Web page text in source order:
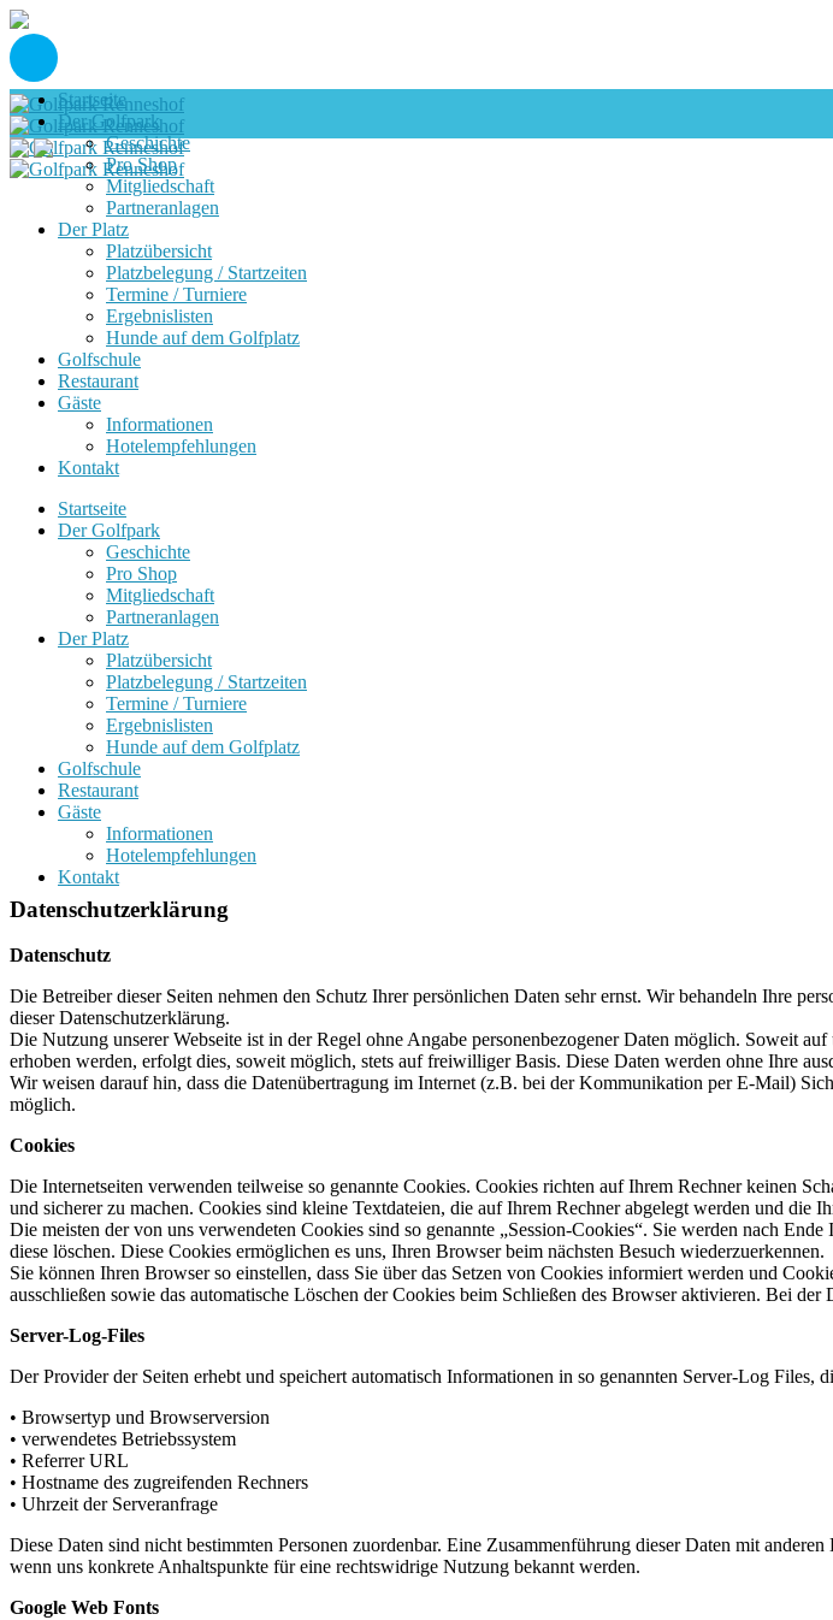
Startseite
Der Golfpark
Geschichte
Pro Shop
Mitgliedschaft
Partneranlagen
Der Platz
Platzübersicht
Platzbelegung / Startzeiten
Termine / Turniere
Ergebnislisten
Hunde auf dem Golfplatz
Golfschule
Restaurant
Gäste
Informationen
Hotelempfehlungen
Kontakt
Startseite
Der Golfpark
Geschichte
Pro Shop
Mitgliedschaft
Partneranlagen
Der Platz
Platzübersicht
Platzbelegung / Startzeiten
Termine / Turniere
Ergebnislisten
Hunde auf dem Golfplatz
Golfschule
Restaurant
Gäste
Informationen
Hotelempfehlungen
Kontakt
Datenschutzerklärung
Datenschutz
Die Betreiber dieser Seiten nehmen den Schutz Ihrer persönlichen Daten sehr ernst. Wir behandeln Ihre
dieser Datenschutzerklärung.
Die Nutzung unserer Webseite ist in der Regel ohne Angabe personenbezogener Daten möglich. Soweit
erhoben werden, erfolgt dies, soweit möglich, stets auf freiwilliger Basis. Diese Daten werden ohne Ihre
Wir weisen darauf hin, dass die Datenübertragung im Internet (z.B. bei der Kommunikation per E-Mail)
möglich.
Cookies
Die Internetseiten verwenden teilweise so genannte Cookies. Cookies richten auf Ihrem Rechner keinen
und sicherer zu machen. Cookies sind kleine Textdateien, die auf Ihrem Rechner abgelegt werden und die
Die meisten der von uns verwendeten Cookies sind so genannte „Session-Cookies“. Sie werden nach
diese löschen. Diese Cookies ermöglichen es uns, Ihren Browser beim nächsten Besuch wiederzuerkennen.
Sie können Ihren Browser so einstellen, dass Sie über das Setzen von Cookies informiert werden und
ausschließen sowie das automatische Löschen der Cookies beim Schließen des Browser aktivieren. Bei
Server-Log-Files
Der Provider der Seiten erhebt und speichert automatisch Informationen in so genannten Server-Log Files,
• Browsertyp und Browserversion
• verwendetes Betriebssystem
• Referrer URL
• Hostname des zugreifenden Rechners
• Uhrzeit der Serveranfrage
Diese Daten sind nicht bestimmten Personen zuordenbar. Eine Zusammenführung dieser Daten mit
wenn uns konkrete Anhaltspunkte für eine rechtswidrige Nutzung bekannt werden.
Google Web Fonts